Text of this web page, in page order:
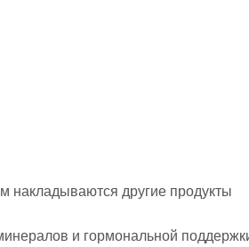
накладываются другие продукты
и гормональной